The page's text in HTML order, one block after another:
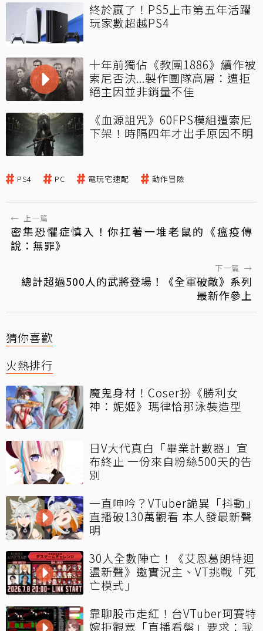
終於贏了！PS5上市第五年活躍
玩家數超越PS4
十年前獨佔《教團1886》續作被
索尼否決...製作團隊高層：遭拒
絕主因並非銷量不佳
《血源詛咒》60FPS模組遭索尼
下架！時隔四年才出手原因不明
PS4 PC 電玩宅速配 動作冒險
← 上一篇
密集恐懼症慎入！你扛著一堆老鼠的《瘟疫傳
說：無罪》
下一篇 →
總計超過500人的武將登場！《全軍破敵》系列
最新作參上
猜你喜歡
火熱排行
魔鬼身材！Coser扮《勝利女
神：妮姬》瑪律恰那泳裝造型
日V大代真白「畢業計數器」宣
布終止 一份來自粉絲500天的告
別
一直呻吟？VTuber詭異「抖動」
直播破130萬觀看 本人發最新聲
明
30人全數陣亡！《艾恩葛朗特迴
盪新聲》邀實況主、VT挑戰「死
亡模式」
靠聊股市走紅！台VTuber珂賽特
婉拒觀眾「直播看盤」要求：我